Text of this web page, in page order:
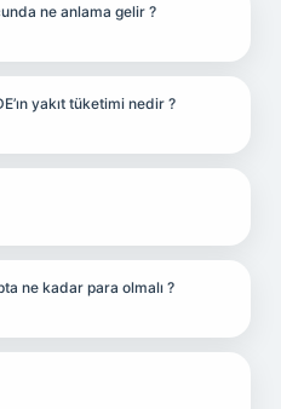
ne anlama gelir ?
yakıt tüketimi nedir ?
ne kadar para olmalı ?